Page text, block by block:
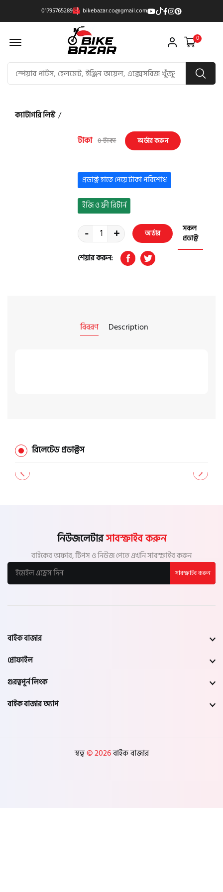
01795765289 bikebazar.co@gmail.com
Offcanvas Menu Open 0
ক্যাটাগরি লিস্ট/
টাকা 0 টাকা অর্ডার করুন
প্রডাক্ট হাতে পেয়ে টাকা পরিশোধ
ইজি ও ফ্রী রিটার্ন
- +
অর্ডার
করুন
সকল
প্রডাক্ট
শেয়ার করুন:
বিবরণ Description
রিলেটেড প্রডাক্টস
নিউজলেটারসাবস্ক্রাইব করুন
বাইকের অফার, টিপস ও নিউজ পেতে এখনি সাবস্ক্রাইব করুন
সাবস্ক্রাইব করুন
বাইক বাজার
প্রোফাইল
গুরত্বপূর্ন লিংক
বাইক বাজার অ্যাপ
স্বত্ব© 2026বাইক বাজার